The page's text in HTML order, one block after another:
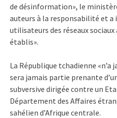
de désinformation», le
auteurs à la responsabilité et a
utilisateurs des réseaux
établis».
La République tchadienne «n’a
sera jamais partie prenante
subversive dirigée contre un
Département des Affaires
sahélien d’Afrique centrale.